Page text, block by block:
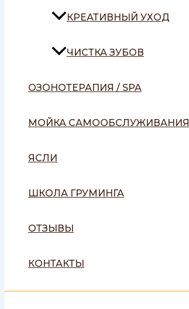
КРЕАТИВНЫЙ УХОД
ЧИСТКА ЗУБОВ
ОЗОНОТЕРАПИЯ / SPA
МОЙКА САМООБСЛУЖИВАНИЯ
ЯСЛИ
ШКОЛА ГРУМИНГА
ОТЗЫВЫ
КОНТАКТЫ